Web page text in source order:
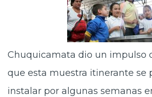
Chuquicamata dio un impulso
que esta muestra itinerante se
instalar por algunas semanas